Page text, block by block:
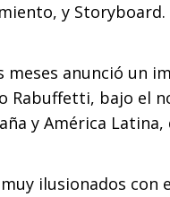
y Storyboard.
meses anunció un
Rabuffetti, bajo el
y América
ilusionados con